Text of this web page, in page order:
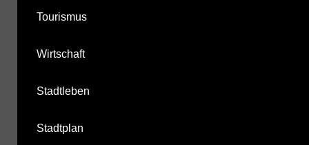
Tourismus
Wirtschaft
Stadtleben
Stadtplan